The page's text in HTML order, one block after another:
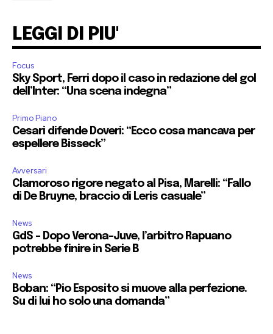
LEGGI DI PIU'
Focus
Sky Sport, Ferri dopo il caso in redazione del gol
dell’Inter: “Una scena indegna”
Primo Piano
Cesari difende Doveri: “Ecco cosa mancava per
espellere Bisseck”
Avversari
Clamoroso rigore negato al Pisa, Marelli: “Fallo
di De Bruyne, braccio di Leris casuale”
News
GdS – Dopo Verona-Juve, l’arbitro Rapuano
potrebbe finire in Serie B
News
Boban: “Pio Esposito si muove alla perfezione.
Su di lui ho solo una domanda”